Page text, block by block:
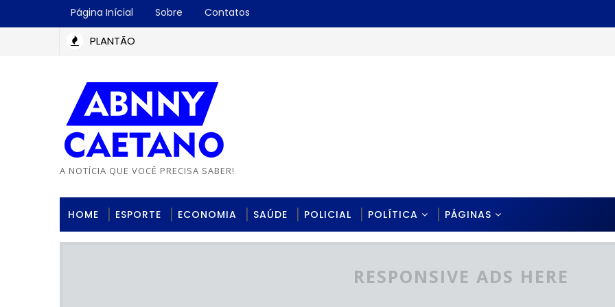
Página Inícial Sobre Contatos
PLANTÃO
A NOTÍCIA QUE VOCÊ PRECISA SABER!
HOME ESPORTE ECONOMIA SAÚDE POLICIAL POLÍTICA PÁGINAS
RESPONSIVE ADS HERE